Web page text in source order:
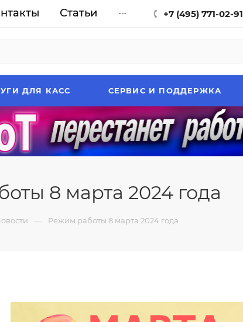
Статьи ... +7 (495) 771-02-91
ДЛЯ КАСС СЕРВИС И ПОДДЕРЖКА
8 марта 2024 года
— Режим работы 8 марта 2024 года